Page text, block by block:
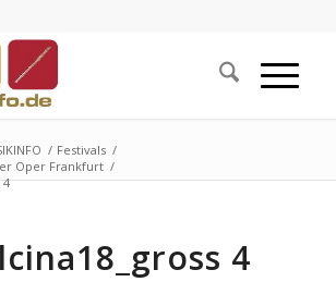
/ Festivals /
Oper Frankfurt /
4
4